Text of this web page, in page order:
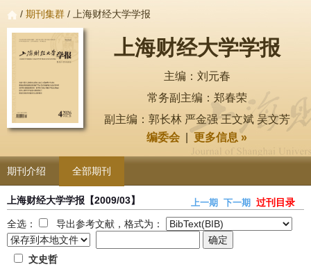
/ 期刊集群 / 上海财经大学学报
上海财经大学学报
主编：刘元春
常务副主编：郑春荣
副主编：郭长林 严金强 王文斌 吴文芳
编委会 |更多信息 »
期刊介绍 全部期刊
上海财经大学学报 【2009/03】 上一期 下一期
过刊目录
全选：
导出参考文献，格式为：
文史哲